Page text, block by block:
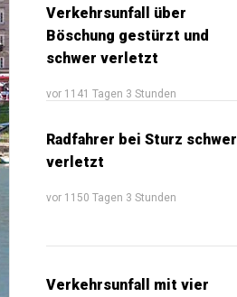
Verkehrsunfall über
Böschung gestürzt und
schwer verletzt
vor 1141 Tagen 3 Stunden
Radfahrer bei Sturz schwer
verletzt
vor 1150 Tagen 3 Stunden
Verkehrsunfall mit vier